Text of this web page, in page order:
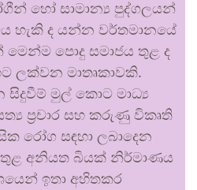
හෝ සාමාන්‍ය පුද්ගලයන්
හැකි ද යන්න වර්තමානයේ
පොදු සමාජය තුළ ද
ලක්වන මාතෘකාවකි.
සිදුවීම් මුල් කොට මාධ්‍ය
ප්‍රචාර සහ කරුණු විකෘති
රෝග සඳහා ලබාදෙන
තුළ අනියත බියක් නිර්මාණය
ඉතා අහිතකර